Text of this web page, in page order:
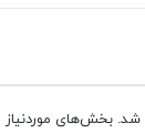
شد. بخش‌های